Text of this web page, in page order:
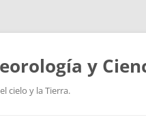
y
cielo y la Tierra.